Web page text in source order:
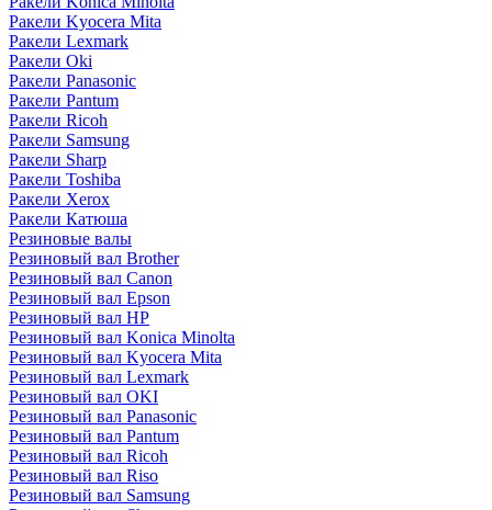
Ракели Kyocera Mita
Ракели Lexmark
Ракели Oki
Ракели Panasonic
Ракели Pantum
Ракели Ricoh
Ракели Samsung
Ракели Sharp
Ракели Toshiba
Ракели Xerox
Ракели Катюша
Резиновые валы
Резиновый вал Brother
Резиновый вал Canon
Резиновый вал Epson
Резиновый вал HP
Резиновый вал Konica Minolta
Резиновый вал Kyocera Mita
Резиновый вал Lexmark
Резиновый вал OKI
Резиновый вал Panasonic
Резиновый вал Pantum
Резиновый вал Ricoh
Резиновый вал Riso
Резиновый вал Samsung